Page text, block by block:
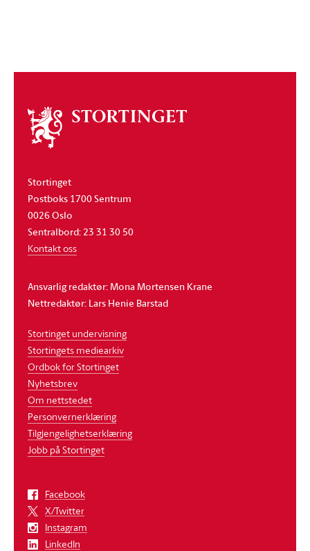
Om
stortinget
Stortinget
Postboks 1700 Sentrum
0026 Oslo
Sentralbord: 23 31 30 50
Kontakt oss
Ansvarlig redaktør: Mona Mortensen Krane
Nettredaktør: Lars Henie Barstad
Stortinget undervisning
Stortingets mediearkiv
Ordbok for Stortinget
Nyhetsbrev
Om nettstedet
Personvernerklæring
Tilgjengelighetserklæring
Jobb på Stortinget
Facebook
X/Twitter
Instagram
LinkedIn